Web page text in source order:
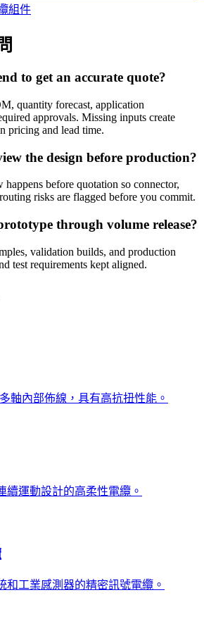
組件
to get an accurate quote?
quantity forecast, application
approvals. Missing inputs create
pricing and lead time.
the design before production?
before quotation so connector,
risks are flagged before you commit.
through volume release?
validation builds, and production
test requirements kept aligned.
軸內部佈線，具有高抗扭性能。
續運動設計的高柔性電纜。
和工業感測器的精密訊號電纜。